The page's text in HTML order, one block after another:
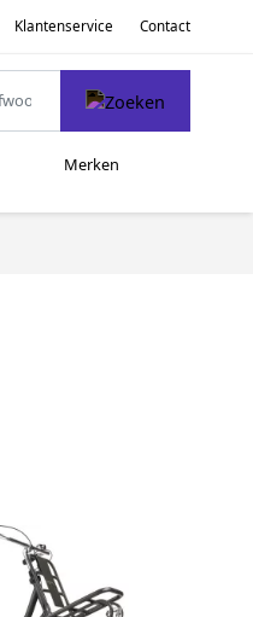
Klantenservice Contact
Merken